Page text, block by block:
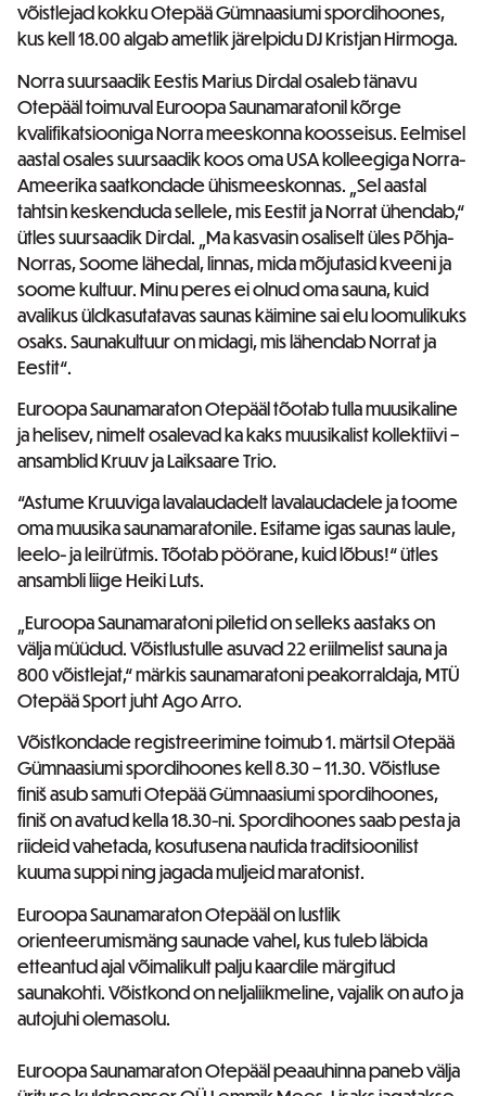
võistlejad kokku Otepää Gümnaasiumi spordihoones,
kus kell 18.00 algab ametlik järelpidu DJ Kristjan Hirmoga.
Norra suursaadik Eestis Marius Dirdal osaleb tänavu
Otepääl toimuval Euroopa Saunamaratonil kõrge
kvalifikatsiooniga Norra meeskonna koosseisus. Eelmisel
aastal osales suursaadik koos oma USA kolleegiga Norra-
Ameerika saatkondade ühismeeskonnas. „Sel aastal
tahtsin keskenduda sellele, mis Eestit ja Norrat ühendab,“
ütles suursaadik Dirdal. „Ma kasvasin osaliselt üles Põhja-
Norras, Soome lähedal, linnas, mida mõjutasid kveeni ja
soome kultuur. Minu peres ei olnud oma sauna, kuid
avalikus üldkasutatavas saunas käimine sai elu loomulikuks
osaks. Saunakultuur on midagi, mis lähendab Norrat ja
Eestit“.
Euroopa Saunamaraton Otepääl tõotab tulla muusikaline
ja helisev, nimelt osalevad ka kaks muusikalist kollektiivi –
ansamblid Kruuv ja Laiksaare Trio.
“Astume Kruuviga lavalaudadelt lavalaudadele ja toome
oma muusika saunamaratonile. Esitame igas saunas laule,
leelo- ja leilrütmis. Tõotab pöörane, kuid lõbus!“ ütles
ansambli liige Heiki Luts.
„Euroopa Saunamaratoni piletid on selleks aastaks on
välja müüdud. Võistlustulle asuvad 22 eriilmelist sauna ja
800 võistlejat,“ märkis saunamaratoni peakorraldaja, MTÜ
Otepää Sport juht Ago Arro.
Võistkondade registreerimine toimub 1. märtsil Otepää
Gümnaasiumi spordihoones kell 8.30 – 11.30. Võistluse
finiš asub samuti Otepää Gümnaasiumi spordihoones,
finiš on avatud kella 18.30-ni. Spordihoones saab pesta ja
riideid vahetada, kosutusena nautida traditsioonilist
kuuma suppi ning jagada muljeid maratonist.
Euroopa Saunamaraton Otepääl on lustlik
orienteerumismäng saunade vahel, kus tuleb läbida
etteantud ajal võimalikult palju kaardile märgitud
saunakohti. Võistkond on neljaliikmeline, vajalik on auto ja
autojuhi olemasolu.
Euroopa Saunamaraton Otepääl peaauhinna paneb välja